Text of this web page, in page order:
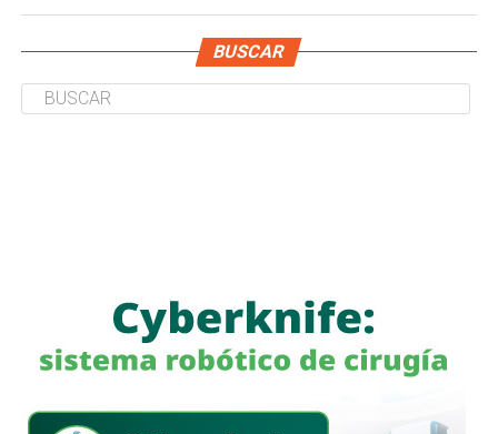
BUSCAR